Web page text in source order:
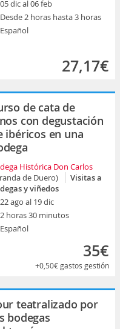
05 dic al 06 feb
Desde 2 horas hasta 3 horas
Español
27,17€
de cata de
con degustación
ibéricos en una
Histórica Don Carlos
de Duero)
Visitas a
y viñedos
22 ago al 19 dic
2 horas 30 minutos
Español
35€
+0,50€gastos gestión
teatralizado por
bodegas